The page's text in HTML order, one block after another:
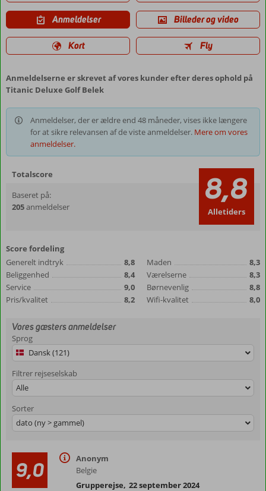
Anmeldelser Billeder og video
Kort Fly
Anmeldelserne er skrevet af vores kunder efter deres ophold på
Titanic Deluxe Golf Belek
Anmeldelser, der er ældre end 48 måneder, vises ikke længere
for at sikre relevansen af de viste anmeldelser. Mere om vores
anmeldelser.
Totalscore
Baseret på:
205anmeldelser 8,8
Alletiders
Score fordeling
Generelt indtryk
8,8
Beliggenhed
8,4
Service
9,0
Pris/kvalitet
8,2
Maden
8,3
Værelserne
8,3
Børnevenlig
8,8
Wifi-kvalitet
8,0
Vores gæsters anmeldelser
Sprog
Dansk (121)
Filtrer rejseselskab
Alle
Sorter
dato (ny > gammel)
9,0
Anonym
Belgie
Grupperejse, 22 september 2024